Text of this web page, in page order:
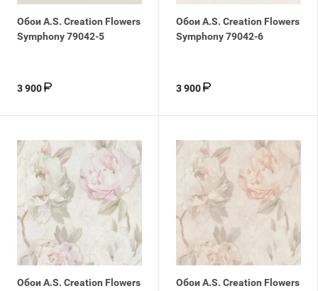
Обои A.S. Creation Flowers
Symphony 79042-5
3 900
Обои A.S. Creation Flowers
Symphony 79042-6
3 900
Обои A.S. Creation Flowers
Обои A.S. Creation Flowers